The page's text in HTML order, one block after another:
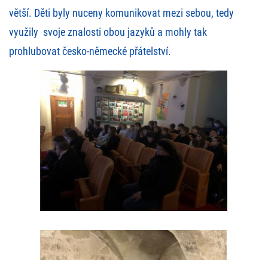
větší. Děti byly nuceny komunikovat mezi sebou, tedy
využily svoje znalosti obou jazyků a mohly tak
prohlubovat česko-německé přátelství.